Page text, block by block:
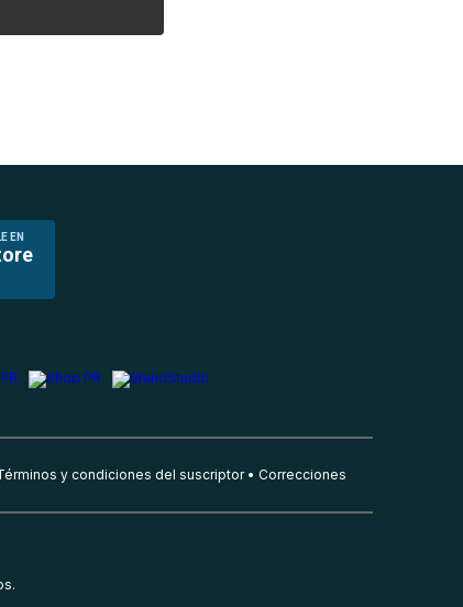
EN
y condiciones del suscriptor Correcciones